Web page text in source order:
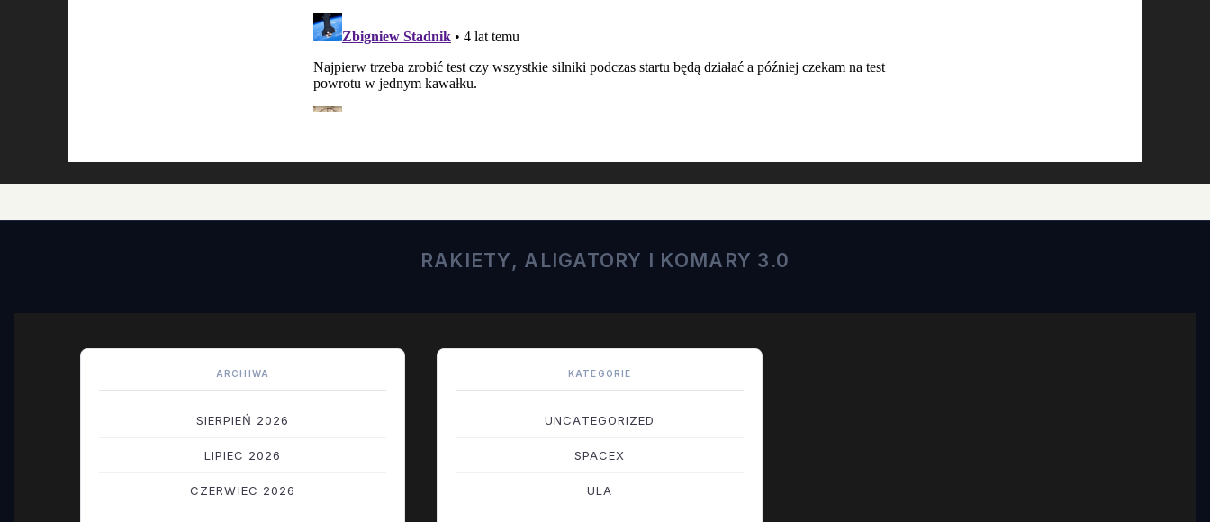
RAKIETY, ALIGATORY I KOMARY 3.0
ARCHIWA
SIERPIEŃ 2026
LIPIEC 2026
CZERWIEC 2026
KATEGORIE
UNCATEGORIZED
SPACEX
ULA